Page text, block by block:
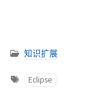
知识扩展
Eclipse